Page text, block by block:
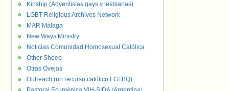
Kinship (Adventistas gays y lesbianas)
LGBT Religious Archives Network
MAR Málaga
New Ways Ministry
Noticias Comunidad Homosexual Católica
Other Sheep
Otras Ovejas
Outreach (un recurso católico LGTBQ)